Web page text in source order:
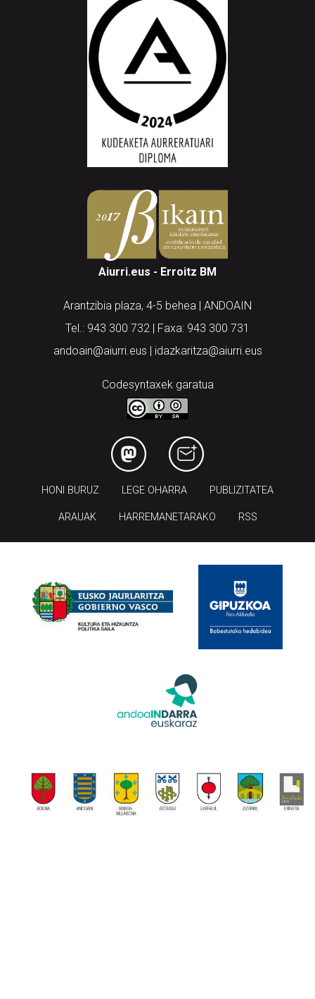
Aiurri.eus - Erroitz BM
Arantzibia plaza, 4-5 behea | ANDOAIN
Tel.: 943 300 732 | Faxa: 943 300 731
andoain@aiurri.eus | idazkaritza@aiurri.eus
Codesyntaxek garatua
HONI BURUZ LEGE OHARRA PUBLIZITATEA
ARAUAK HARREMANETARAKO RSS